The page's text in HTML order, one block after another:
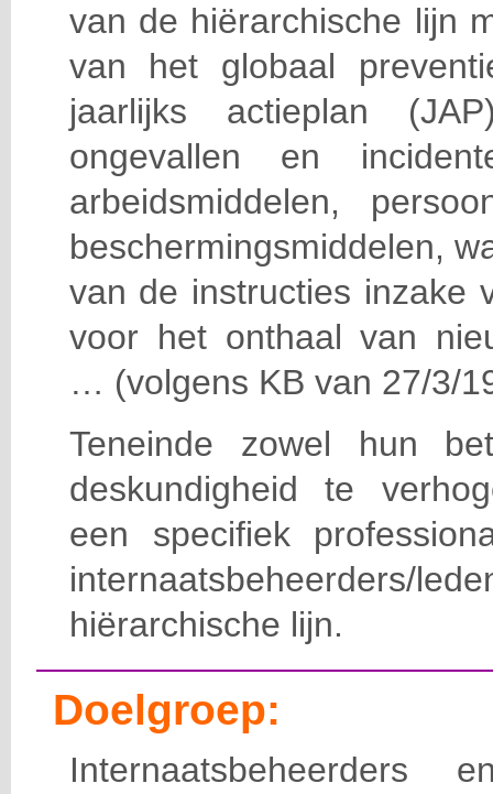
van de hiërarchische lijn
van het globaal
jaarlijks actieplan
ongevallen en
arbeidsmiddelen,
beschermingsmiddelen,
van de instructies inzake
voor het onthaal van
… (volgens KB van 27/3/
Teneinde zowel hun
deskundigheid te
een specifiek
hiërarchische lijn.
Doelgroep: